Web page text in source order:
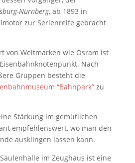
Nürnberg, ab 1893 in
zur Serienreife gebracht
von Weltmarken wie Osram ist
Nach
Gruppen besteht die
“Bahnpark”zu
Stärkung im gemütlichen
empfehlenswert, wo man den
ausklingen lassen kann.
im Zeughaus ist eine